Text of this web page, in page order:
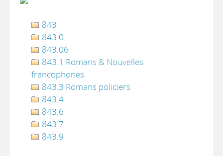
843
843.0
843.06
843.1 Romans & Nouvelles
francophones
843.3 Romans policiers
843.4
843.6
843.7
843.9